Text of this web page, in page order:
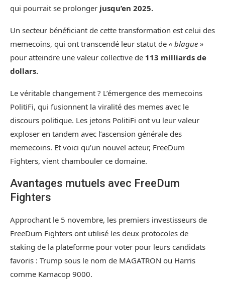
qui pourrait se prolonger jusqu’en 2025.
Un secteur bénéficiant de cette transformation est celui des
memecoins, qui ont transcendé leur statut de « blague »
pour atteindre une valeur collective de 113 milliards de
dollars.
Le véritable changement ? L’émergence des memecoins
PolitiFi, qui fusionnent la viralité des memes avec le
discours politique. Les jetons PolitiFi ont vu leur valeur
exploser en tandem avec l’ascension générale des
memecoins. Et voici qu’un nouvel acteur, FreeDum
Fighters, vient chambouler ce domaine.
Avantages mutuels avec FreeDum
Fighters
Approchant le 5 novembre, les premiers investisseurs de
FreeDum Fighters ont utilisé les deux protocoles de
staking de la plateforme pour voter pour leurs candidats
favoris : Trump sous le nom de MAGATRON ou Harris
comme Kamacop 9000.